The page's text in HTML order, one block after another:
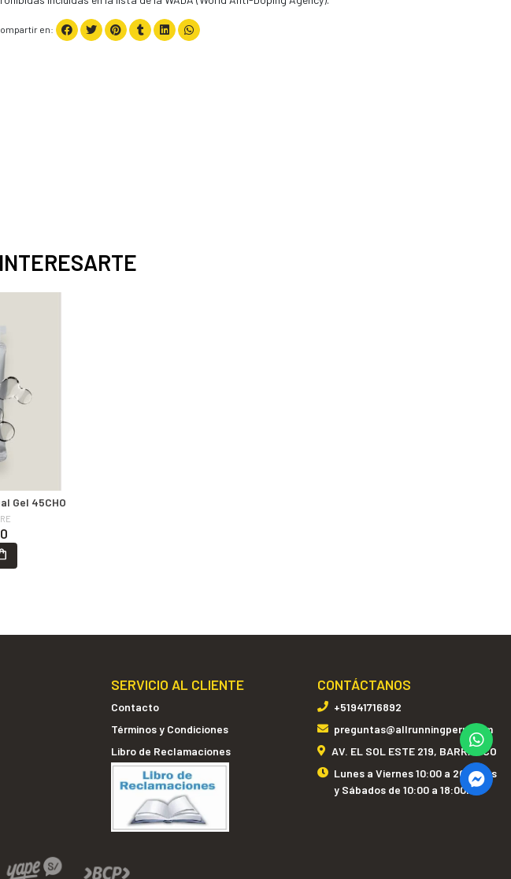
en:
Gel 45CHO
SERVICIO AL CLIENTE
Contacto
Términos y Condiciones
Libro de Reclamaciones
CONTÁCTANOS
+51941716892
preguntas@allrunningperu.com
AV. EL SOL ESTE 219, BARRANCO
Lunes a Viernes 10:00 a 20:00hrs
y Sábados de 10:00 a 18:00hrs